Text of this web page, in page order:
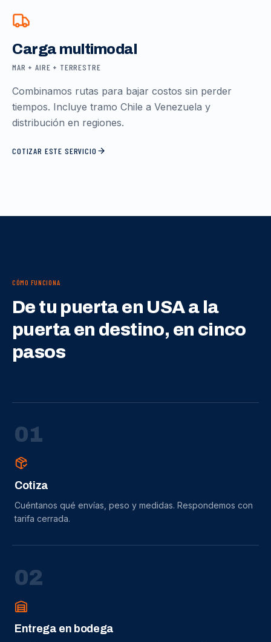
Carga multimodal
MAR + AIRE + TERRESTRE
Combinamos rutas para bajar costos sin perder
tiempos. Incluye tramo Chile a Venezuela y
distribución en regiones.
COTIZAR ESTE SERVICIO
CÓMO FUNCIONA
De tu puerta en USA a la
puerta en destino, en cinco
pasos
01
Cotiza
Cuéntanos qué envías, peso y medidas. Respondemos con
tarifa cerrada.
02
Entrega en bodega